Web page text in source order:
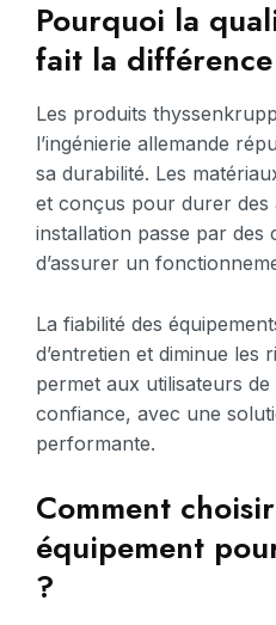
Pourquoi la
fait la
Les produits
l’ingénierie allemande
sa durabilité. Les
et conçus pour durer des
installation passe par des
d’assurer un
La fiabilité des
d’entretien et diminue les
permet aux utilisateurs
confiance, avec une
performante.
Comment
équipement
?